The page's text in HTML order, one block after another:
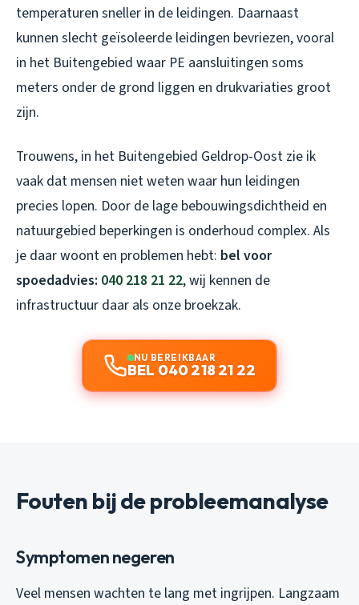
temperaturen sneller in de leidingen. Daarnaast
kunnen slecht geïsoleerde leidingen bevriezen, vooral
in het Buitengebied waar PE aansluitingen soms
meters onder de grond liggen en drukvariaties groot
zijn.
Trouwens, in het Buitengebied Geldrop-Oost zie ik
vaak dat mensen niet weten waar hun leidingen
precies lopen. Door de lage bebouwingsdichtheid en
natuurgebied beperkingen is onderhoud complex. Als
je daar woont en problemen hebt: bel voor
spoedadvies: 040 218 21 22, wij kennen de
infrastructuur daar als onze broekzak.
NU BEREIKBAAR
BEL 040 218 21 22
Fouten bij de probleemanalyse
Symptomen negeren
Veel mensen wachten te lang met ingrijpen. Langzaam